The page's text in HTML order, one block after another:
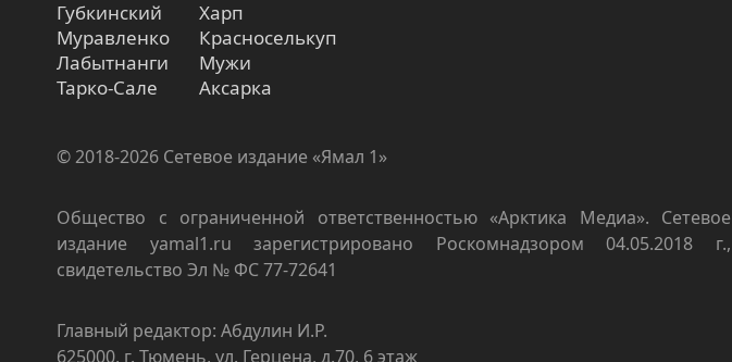
Губкинский
Муравленко
Лабытнанги
Тарко-Сале
Харп
Красноселькуп
Мужи
Аксарка
© 2018-2026 Сетевое издание «Ямал 1»
Общество с ограниченной ответственностью «Арктика Медиа». Сетевое
издание yamal1.ru зарегистрировано Роскомнадзором 04.05.2018 г.,
свидетельство Эл № ФС 77-72641
Главный редактор: Абдулин И.Р.
625000, г. Тюмень, ул. Герцена, д.70, 6 этаж